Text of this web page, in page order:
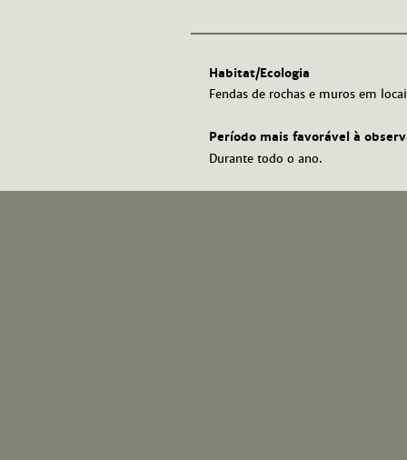
Habitat/Ecologia
Fendas de rochas e muros em
Período mais favorável à
Durante todo o ano.